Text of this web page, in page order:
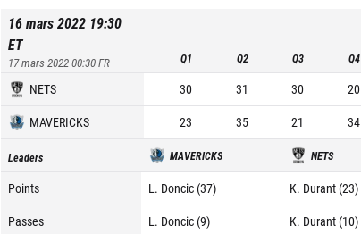
16 mars 2022 19:30
ET
17 mars 2022 00:30FR Q1 Q2 Q3 Q4
NETS 30 31 30 20
MAVERICKS
23 35 21 34
Leaders MAVERICKS NETS
Points L. Doncic (37)
K. Durant (23)
Passes
L. Doncic (9)
K. Durant (10)